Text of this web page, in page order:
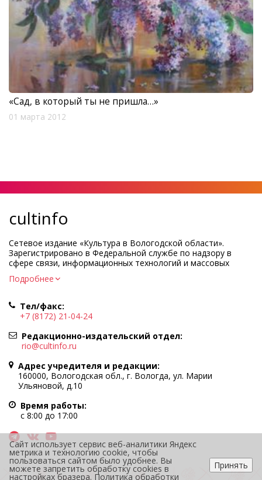
«Сад, в который ты не пришла…»
01 марта 2012
cultinfo
Сетевое издание «Культура в Вологодской области».
Зарегистрировано в Федеральной службе по надзору в
сфере связи, информационных технологий и массовых
коммуникаций.
Регистрационный номер и дата принятия решения о
Учредитель КУ ВО «Информационно-аналитический центр
культуры»
Адрес учредителя и редакции: 160000, Вологодская обл., г.
Вологда, ул. Марии Ульяновой, д.10
Главный редактор — Легчанова Елена Григорьевна
Политика в отношении обработки персональных данных
При полном или частичном использовании информации
портала гиперссылка на cultinfo.ru обязательна.
Редакция не несет ответственности за достоверность
информации, содержащейся в рекламных объявлениях.
12+
Подробнее
Тел/факс:
+7 (8172) 21-04-24
Редакционно-издательский отдел:
rio@cultinfo.ru
Адрес учредителя и редакции:
160000, Вологодская обл., г. Вологда, ул. Марии
Ульяновой, д.10
Время работы:
с 8:00 до 17:00
Сайт использует сервис веб-аналитики Яндекс
метрика и технологию cookie, чтобы
пользоваться сайтом было удобнее. Вы
можете запретить обработку cookies в
настройках бразера. Политика обработки
Принять